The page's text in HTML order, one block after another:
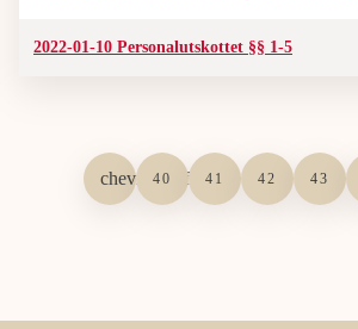
2022-01-10 Personalutskottet §§ 1-5
40 41 42 43